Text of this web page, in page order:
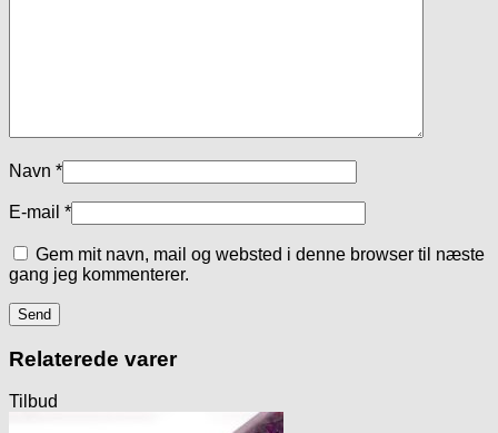
Navn *
E-mail *
Gem mit navn, mail og websted i denne browser til næste
gang jeg kommenterer.
Relaterede varer
Tilbud